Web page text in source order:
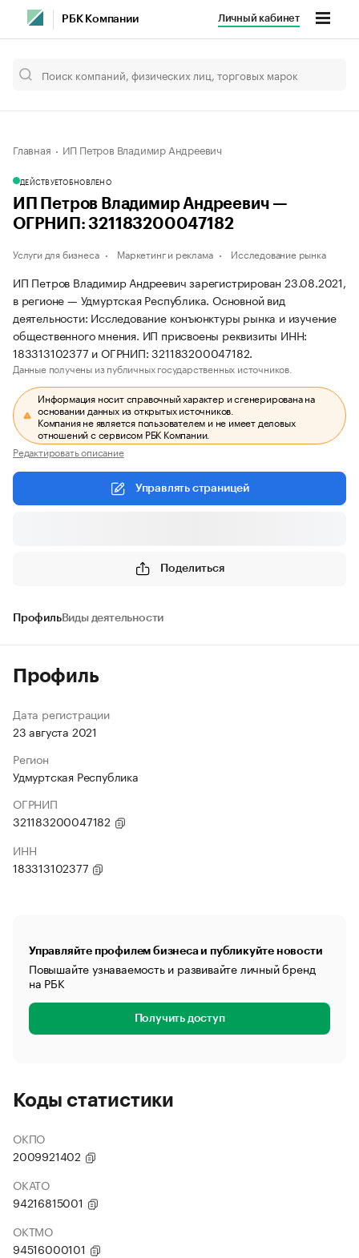
РБК Компании Личный кабинет
Главная ИП Петров Владимир Андреевич
ДЕЙСТВУЕТОБНОВЛЕНО
ИП Петров Владимир Андреевич —
ОГРНИП: 321183200047182
Услуги для бизнеса Маркетинг и реклама Исследование рынка
ИП Петров Владимир Андреевич зарегистрирован 23.08.2021,
в регионе — Удмуртская Республика. Основной вид
деятельности: Исследование конъюнктуры рынка и изучение
общественного мнения. ИП присвоены реквизиты ИНН:
183313102377 и ОГРНИП: 321183200047182.
Данные получены из публичных государственных источников.
Информация носит справочный характер и сгенерирована на
основании данных из открытых источников.
Компания не является пользователем и не имеет деловых
отношений с сервисом РБК Компании.
Редактировать описание
Управлять страницей
Поделиться
ПрофильВиды деятельности
Профиль
Дата регистрации
23 августа 2021
Регион
Удмуртская Республика
ОГРНИП
321183200047182
ИНН
183313102377
Управляйте профилем бизнеса и публикуйте новости
Повышайте узнаваемость и развивайте личный бренд
на РБК
Получить доступ
Коды статистики
ОКПО
2009921402
ОКАТО
94216815001
ОКТМО
94516000101